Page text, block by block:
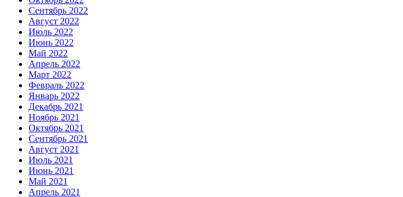
Сентябрь 2022
Август 2022
Июль 2022
Июнь 2022
Май 2022
Апрель 2022
Март 2022
Февраль 2022
Январь 2022
Декабрь 2021
Ноябрь 2021
Октябрь 2021
Сентябрь 2021
Август 2021
Июль 2021
Июнь 2021
Май 2021
Апрель 2021